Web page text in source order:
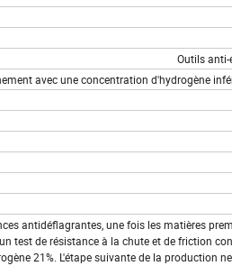
Outils anti-
avec une concentration d'hydrogène
antidéflagrantes, une fois les matières
test de résistance à la chute et de friction
21%. L'étape suivante de la production